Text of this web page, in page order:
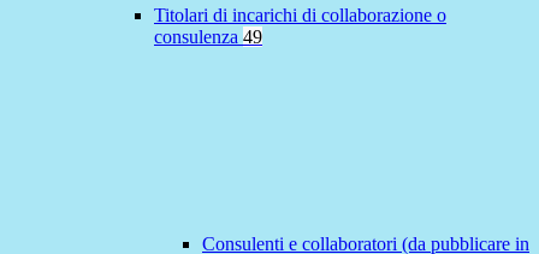
Titolari di incarichi di collaborazione o
consulenza 49
Consulenti e collaboratori (da pubblicare in